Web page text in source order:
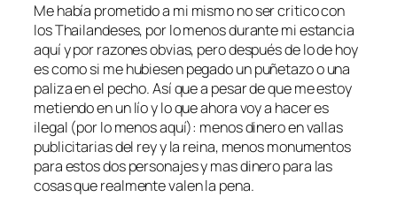
Me había prometido a mi mismo no ser critico con
los Thailandeses, por lo menos durante mi estancia
aquí y por razones obvias, pero después de lo de hoy
es como si me hubiesen pegado un puñetazo o una
paliza en el pecho. Así que a pesar de que me estoy
metiendo en un lío y lo que ahora voy a hacer es
ilegal (por lo menos aquí): menos dinero en vallas
publicitarias del rey y la reina, menos monumentos
para estos dos personajes y mas dinero para las
cosas que realmente valen la pena.